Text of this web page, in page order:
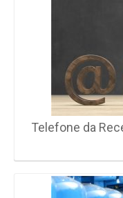
Telefone da